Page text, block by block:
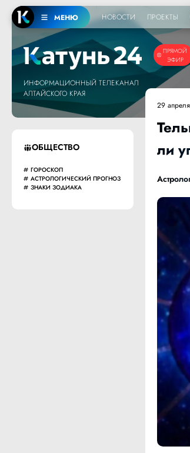
МЕНЮ НОВОСТИ ПРОЕКТЫ
ПРЯМОЙ
ЭФИР
ИНФОРМАЦИОННЫЙ ТЕЛЕКАНАЛ
АЛТАЙСКОГО КРАЯ
ОБЩЕСТВО
ГОРОСКОП
АСТРОЛОГИЧЕСКИЙ ПРОГНОЗ
ЗНАКИ ЗОДИАКА
29
ли